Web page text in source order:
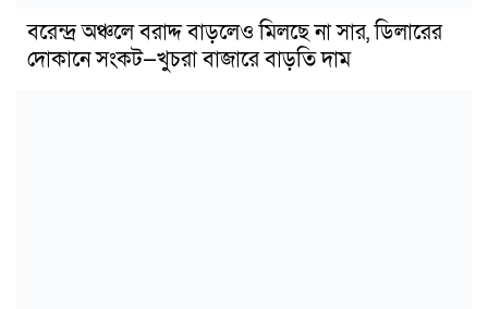
বরেন্দ্র অঞ্চলে বরাদ্দ বাড়লেও মিলছে না সার, ডিলারের
দোকানে সংকট—খুচরা বাজারে বাড়তি দাম